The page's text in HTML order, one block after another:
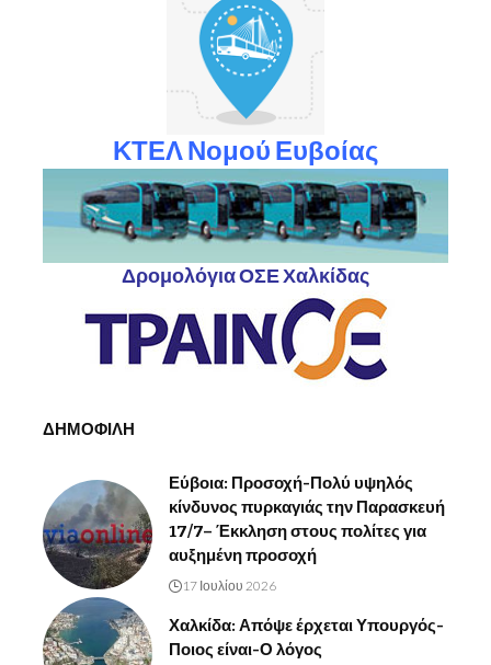
ΚΤΕΛ Νομού Ευβοίας
Δρομολόγια ΟΣΕ Χαλκίδας
ΔΗΜΟΦΙΛΗ
Εύβοια: Προσοχή-Πολύ υψηλός
κίνδυνος πυρκαγιάς την Παρασκευή
17/7– Έκκληση στους πολίτες για
αυξημένη προσοχή
17 Ιουλίου 2026
Χαλκίδα: Απόψε έρχεται Υπουργός-
Ποιος είναι-Ο λόγος